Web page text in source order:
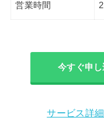
営業時間
今すぐ申
サービス詳